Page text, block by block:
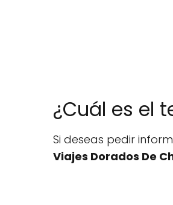
¿Cuál es el
Si deseas pedir
Viajes Dorados De